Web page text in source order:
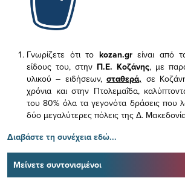
Γνωρίζετε ότι το kozan.gr είναι από
είδους του, στην Π.Ε. Κοζάνης, με
υλικού – ειδήσεων,σταθερά, σε
χρόνια και στην Πτολεμαΐδα,
του 80% όλα τα γεγονότα δράσεις που
δύο μεγαλύτερες πόλεις της Δ.
Διαβάστε τη συνέχεια εδώ...
Μείνετε συντονισμένοι